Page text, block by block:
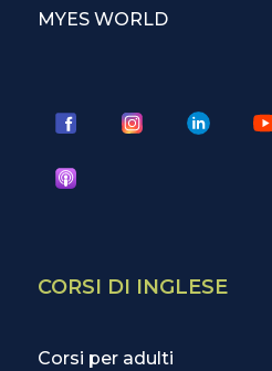
MYES WORLD
CORSI DI INGLESE
Corsi per adulti